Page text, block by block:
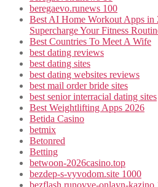
beregaevo.runews 100
Best AI Home Workout Apps in
Supercharge Your Fitness
Best Countries To Meet A Wife
best dating reviews
best dating sites
best dating websites reviews
best mail order bride sites
best senior interracial dating sites
Best Weightlifting Apps 2026
Betida Casino
betmix
Betonred
Betting
betwoon-2026casino.top
bezdep-s-vyvodom.site 1000
bezflash.runovye-onlayn-kazino